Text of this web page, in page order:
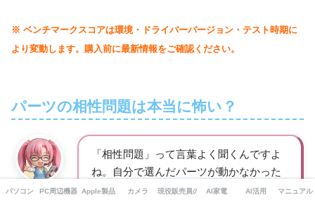
※ ベンチマークスコアは環境・ドライバーバージョン・テスト時期に
より変動します。購入前に最新情報をご確認ください。
パーツの相性問題は本当に怖い？
花ちゃん
「相性問題」って言葉よく聞くんですよ
ね。自分で選んだパーツが動かなかった
らどうするんですか……怖いです！
パソコン PC周辺機器・ガジェット
Apple製品 カメラ 現役販売員の本音AI家電 AI活用 マニュアル